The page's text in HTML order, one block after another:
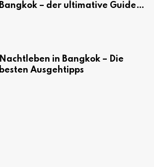
Bangkok – der ultimative Guide
Nachtleben in Bangkok – Die
besten Ausgehtipps